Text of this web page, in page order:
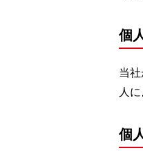
個
当
人
個